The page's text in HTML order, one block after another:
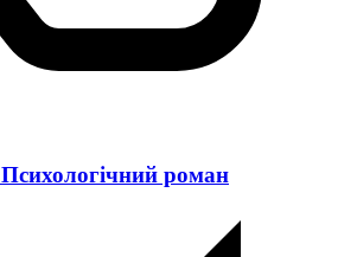
Психологічний роман